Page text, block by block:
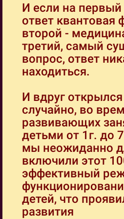
И если на
ответ квантовая
второй -
третий, самый
вопрос, ответ
находиться.
И вдруг
случайно, во
развивающих
детьми от 1г. до
мы неожиданно
включили этот
эффективный
детей, что
развития